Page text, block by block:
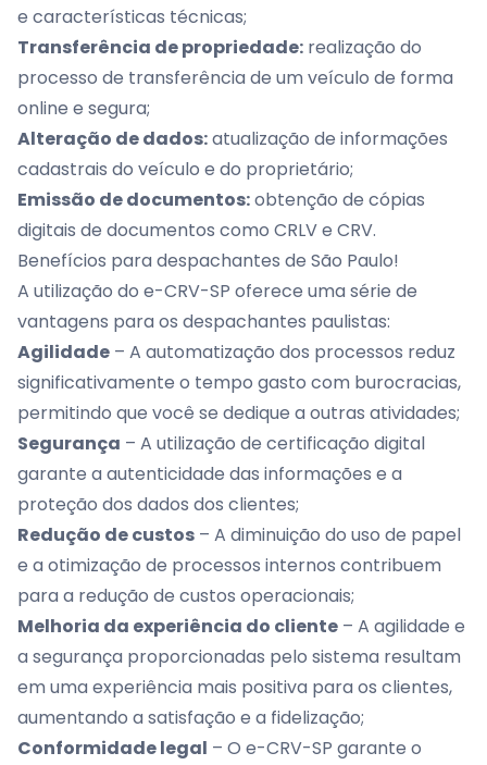
e características técnicas;
Transferência de propriedade: realização do
processo de transferência de um veículo de forma
online e segura;
Alteração de dados:atualização de informações
cadastrais do veículo e do proprietário;
Emissão de documentos:obtenção de cópias
digitais de documentos como CRLV e CRV.
Benefícios para despachantes de São Paulo!
A utilização do e-CRV-SP oferece uma série de
vantagens para os despachantes paulistas:
Agilidade – A automatização dos processos reduz
significativamente o tempo gasto com burocracias,
permitindo que você se dedique a outras atividades;
Segurança – A utilização de certificação digital
garante a autenticidade das informações e a
proteção dos dados dos clientes;
Redução de custos – A diminuição do uso de papel
e a otimização de processos internos contribuem
para a redução de custos operacionais;
Melhoria da experiência do cliente – A agilidade e
a segurança proporcionadas pelo sistema resultam
em uma experiência mais positiva para os clientes,
aumentando a satisfação e a fidelização;
Conformidade legal – O e-CRV-SP garante o